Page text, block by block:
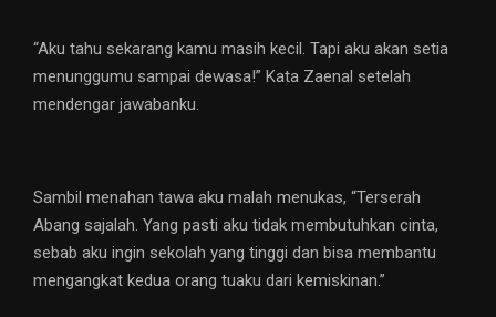
“Aku tahu sekarang kamu masih kecil. Tapi aku akan setia
menunggumu sampai dewasa!” Kata Zaenal setelah
mendengar jawabanku.
Sambil menahan tawa aku malah menukas, “Terserah
Abang sajalah. Yang pasti aku tidak membutuhkan cinta,
sebab aku ingin sekolah yang tinggi dan bisa membantu
mengangkat kedua orang tuaku dari kemiskinan.”